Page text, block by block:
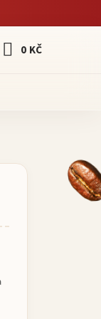
NÁKUPNÍ KOŠÍK
0 KČ